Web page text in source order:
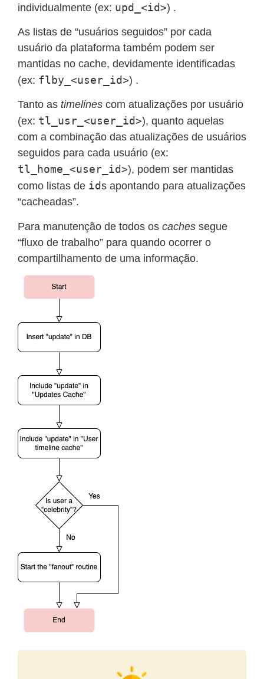
individualmente (ex: upd_<id>) .
As listas de “usuários seguidos” por cada
usuário da plataforma também podem ser
mantidas no cache, devidamente identificadas
(ex: flby_<user_id>) .
Tanto as timelines com atualizações por usuário
(ex: tl_usr_<user_id>), quanto aquelas
com a combinação das atualizações de usuários
seguidos para cada usuário (ex:
tl_home_<user_id>), podem ser mantidas
como listas de ids apontando para atualizações
“cacheadas”.
Para manutenção de todos os caches segue
“fluxo de trabalho” para quando ocorrer o
compartilhamento de uma informação.